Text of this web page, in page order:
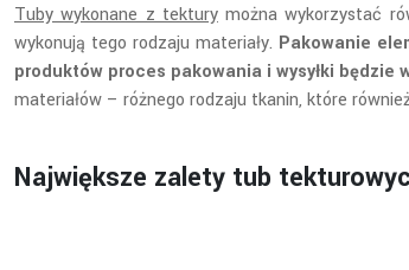
Tuby wykonane z tekturymożna wykorzystać
wykonują tego rodzaju materiały. Pakowanie
produktów proces pakowania i wysyłki będzie
materiałów – różnego rodzaju tkanin, które
Największe zalety tub